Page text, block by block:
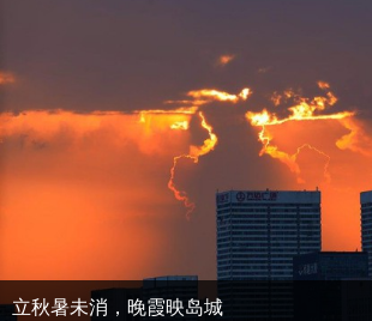
立秋暑未消，晚霞映岛城